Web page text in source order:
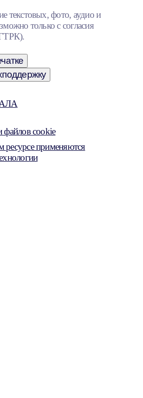
текстовых, фото, аудио и
только с согласия
файлов cookie
применяются